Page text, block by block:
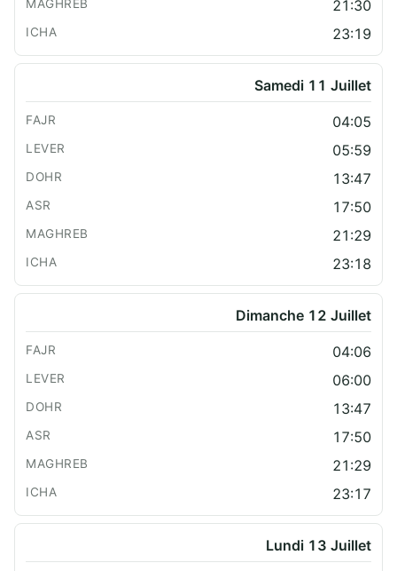
21:30
23:19
Samedi 11 Juillet
04:05
05:59
13:47
17:50
21:29
23:18
Dimanche 12 Juillet
04:06
06:00
13:47
17:50
21:29
23:17
Lundi 13 Juillet